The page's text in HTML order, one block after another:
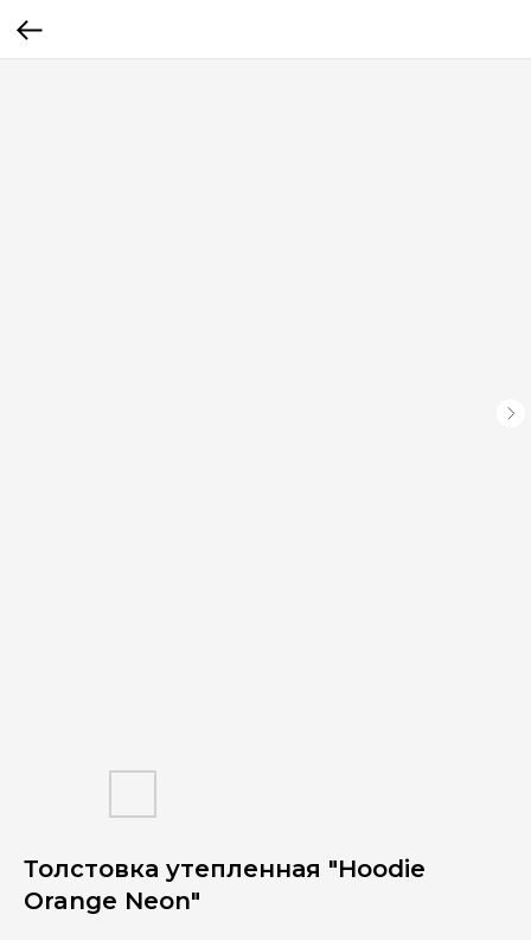
Толстовка утепленная "Hoodie
Orange Neon"